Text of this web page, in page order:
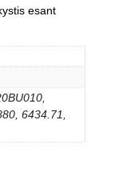
esant
6434.71,